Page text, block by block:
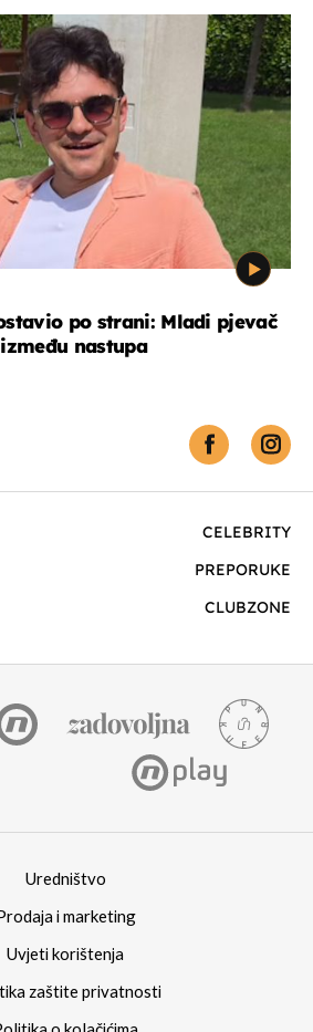
po strani: Mladi pjevač
nastupa
CELEBRITY
PREPORUKE
CLUBZONE
Uredništvo
i marketing
Uvjeti korištenja
zaštite privatnosti